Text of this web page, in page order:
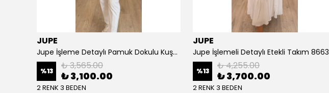
JUPE
Jupe İşleme Detaylı Pamuk Dokulu Kuşaklı Kap 9305
%13 ₺ 3,565.00
₺ 3,100.00
2 RENK 3 BEDEN
JUPE
Jupe İşlemeli Detaylı Etekli Takım 8663
%13 ₺ 4,255.00
₺ 3,700.00
2 RENK 3 BEDEN